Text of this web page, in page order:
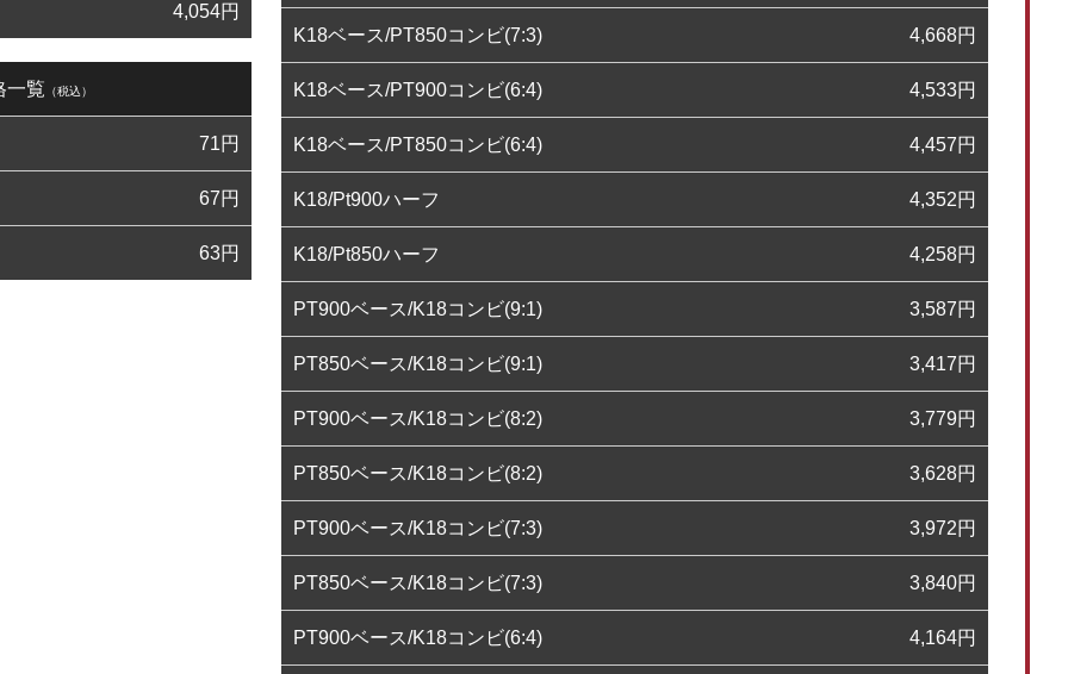
4,054円
一覧 （税込）
71円
67円
63円
K18ベース/PT850コンビ(7:3) 4,668円
K18ベース/PT900コンビ(6:4) 4,533円
K18ベース/PT850コンビ(6:4) 4,457円
K18/Pt900ハーフ 4,352円
K18/Pt850ハーフ 4,258円
PT900ベース/K18コンビ(9:1) 3,587円
PT850ベース/K18コンビ(9:1) 3,417円
PT900ベース/K18コンビ(8:2) 3,779円
PT850ベース/K18コンビ(8:2) 3,628円
PT900ベース/K18コンビ(7:3) 3,972円
PT850ベース/K18コンビ(7:3) 3,840円
PT900ベース/K18コンビ(6:4) 4,164円